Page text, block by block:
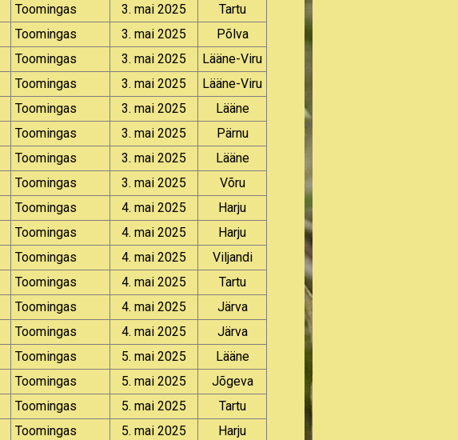
Toomingas 3. mai 2025
Tartu
Toomingas 3. mai 2025
Põlva
Toomingas 3. mai 2025
Lääne-Viru
Toomingas 3. mai 2025
Lääne-Viru
Toomingas 3. mai 2025
Lääne
Toomingas 3. mai 2025
Pärnu
Toomingas 3. mai 2025
Lääne
Toomingas 3. mai 2025
Võru
Toomingas 4. mai 2025
Harju
Toomingas 4. mai 2025
Harju
Toomingas 4. mai 2025
Viljandi
Toomingas 4. mai 2025
Tartu
Toomingas 4. mai 2025
Järva
Toomingas 4. mai 2025
Järva
Toomingas 5. mai 2025
Lääne
Toomingas 5. mai 2025
Jõgeva
Toomingas 5. mai 2025
Tartu
Toomingas 5. mai 2025
Harju